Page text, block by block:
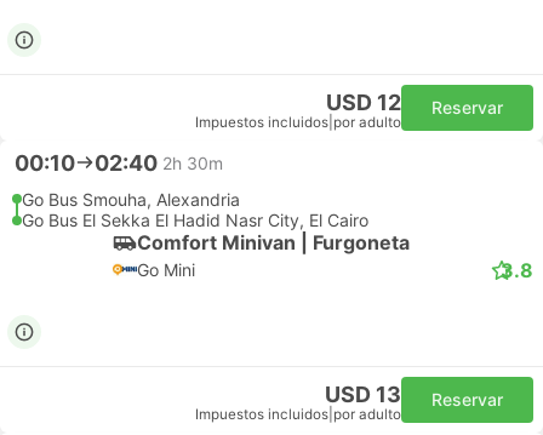
USD 12
Impuestos incluidos por adulto
Reservar
00:10 02:40 2h 30m
Go Bus Smouha, Alexandria
Go Bus El Sekka El Hadid Nasr City, El Cairo
Comfort Minivan | Furgoneta
Go Mini 3.8
USD 13
Impuestos incluidos por adulto
Reservar